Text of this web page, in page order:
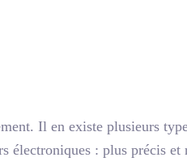
Il en existe plusieurs
électroniques : plus précis et